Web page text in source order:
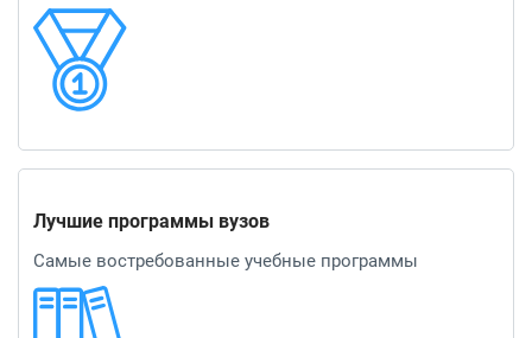
Лучшие программы вузов
Самые востребованные учебные программы